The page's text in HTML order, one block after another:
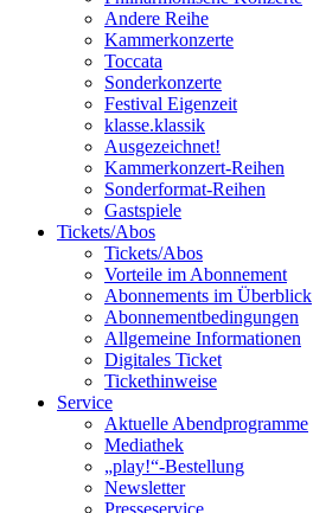
Andere Reihe
Kammerkonzerte
Toccata
Sonderkonzerte
Festival Eigenzeit
klasse.klassik
Ausgezeichnet!
Kammerkonzert-Reihen
Sonderformat-Reihen
Gastspiele
Tickets/Abos
Tickets/Abos
Vorteile im Abonnement
Abonnements im Überblick
Abonnement­bedingungen
Allgemeine Informationen
Digitales Ticket
Ticket­hinweise
Service
Aktuelle Abendprogramme
Mediathek
„play!“-Bestellung
Newsletter
Presseservice